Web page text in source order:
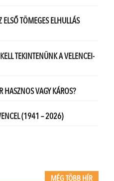
MÉG TÖBB HÍR